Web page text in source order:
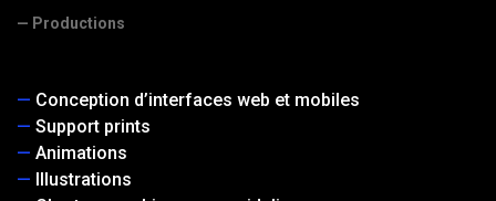
— Productions
Conception d’interfaces web et mobiles
Support prints
Animations
Illustrations